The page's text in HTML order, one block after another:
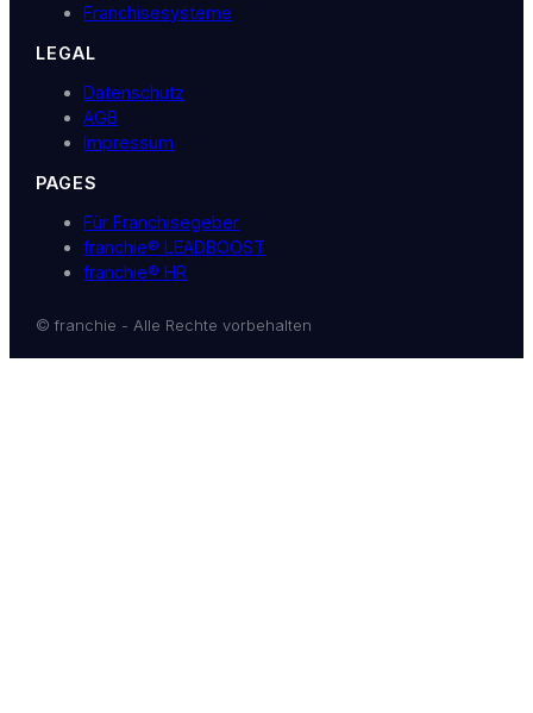
Franchisesysteme
LEGAL
Datenschutz
AGB
Impressum
PAGES
Für Franchisegeber
franchie® LEADBOOST
franchie® HR
© franchie - Alle Rechte vorbehalten